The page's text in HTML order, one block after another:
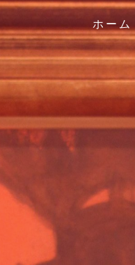
ホーム